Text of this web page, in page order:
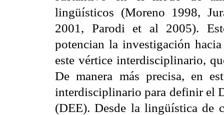
lingüísticos (Moreno 1998,
2001, Parodi et al 2005).
potencian la investigación
este vértice interdisciplinario,
De manera más precisa, en
interdisciplinario para definir el
(DEE). Desde la lingüística de